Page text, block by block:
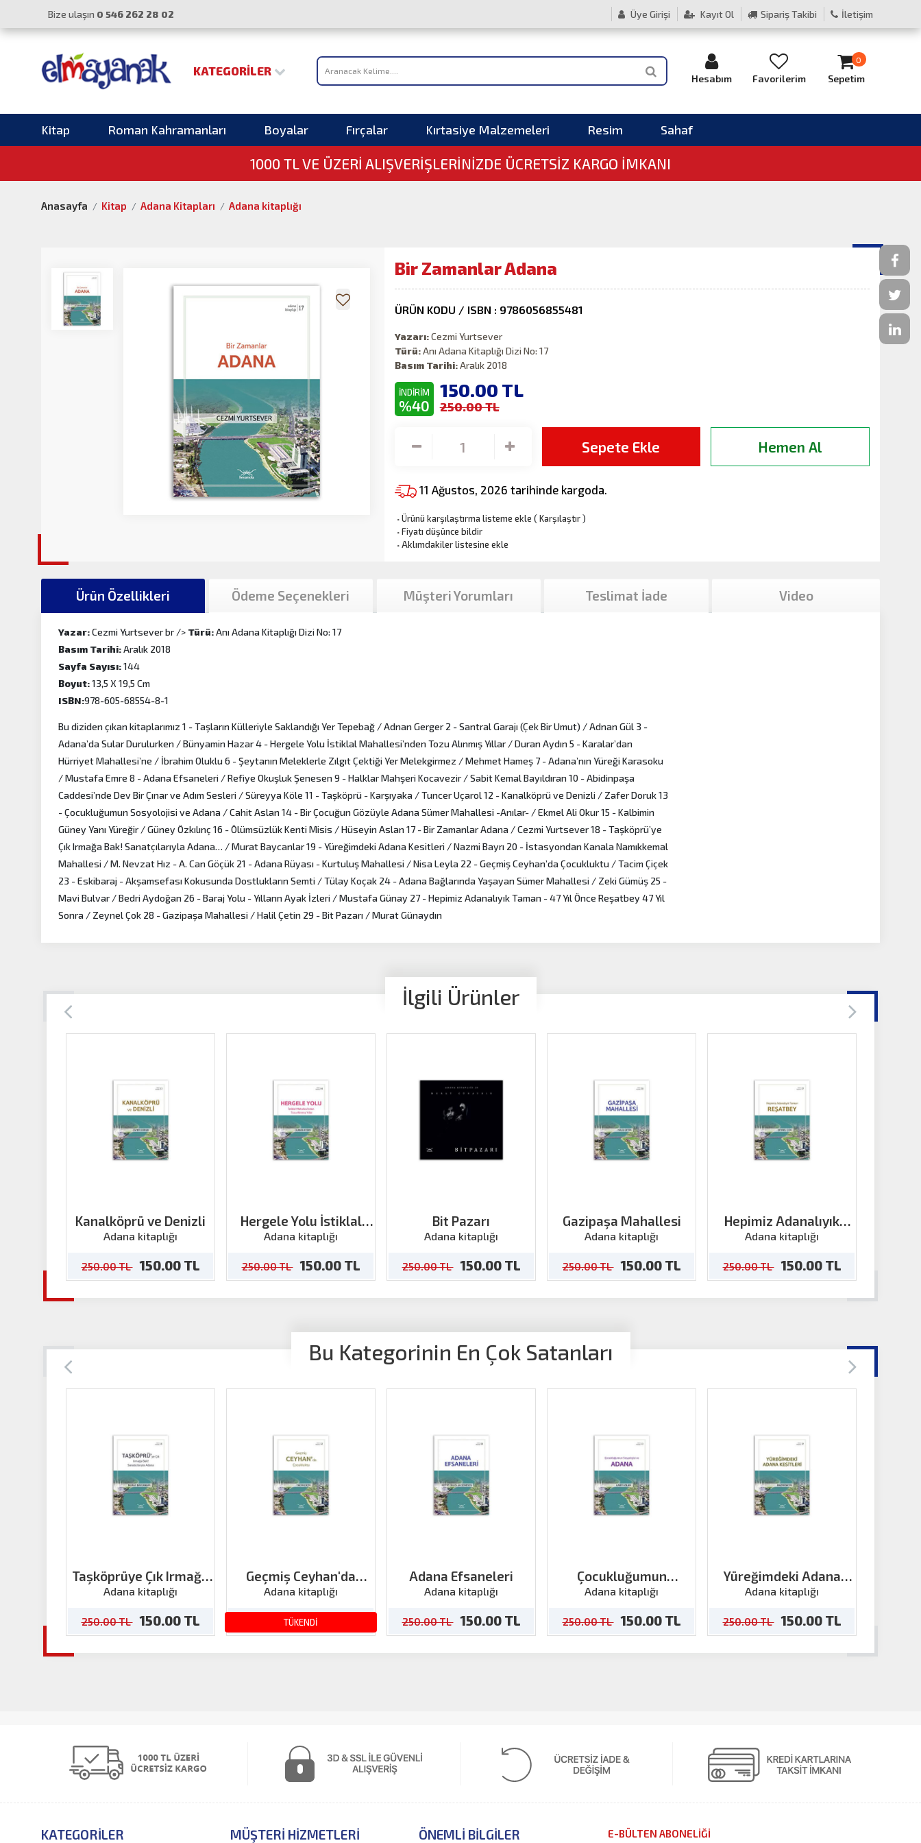
Bize ulaşın 0 546 262 28 02 Üye Girişi Kayıt Ol Sipariş Takibi İletişim
KATEGORILER
Hesabım Favorilerim Sepetim
0
Kitap Roman Kahramanları Boyalar Fırçalar Kırtasiye Malzemeleri Resim Sahaf
1000 TL VE ÜZERI ALIŞVERIŞLERINIZDE ÜCRETSİZ KARGO İMKANI
Anasayfa Kitap Adana Kitapları Adana kitaplığı
Bir Zamanlar Adana
ÜRÜN KODU / ISBN : 9786056855481
Yazarı:Cezmi Yurtsever
Türü:Anı Adana Kitaplığı Dizi No: 17
Basım Tarihi:Aralık 2018
İNDİRİM
%40
150.00 TL
250.00 TL
Sepete Ekle Hemen Al
11 Ağustos, 2026 tarihinde kargoda.
·Ürünü karşılaştırma listeme ekle (Karşılaştır)
·Fiyatı düşünce bildir
·Aklımdakiler listesine ekle
Ürün Özellikleri Ödeme Seçenekleri Müşteri Yorumları Teslimat İade Video
Yazar:Cezmi Yurtsever br /> Türü:Anı Adana Kitaplığı Dizi No: 17
Basım Tarihi:Aralık 2018
Sayfa Sayısı:144
Boyut:13,5 X 19,5 Cm
ISBN:978-605-68554-8-1
Bu diziden çıkan kitaplarımız 1 - Taşların Külleriyle Saklandığı Yer Tepebağ / Adnan Gerger 2 - Santral Garajı (Çek Bir Umut) / Adnan Gül 3 -
Adana’da Sular Durulurken / Bünyamin Hazar 4 - Hergele Yolu İstiklal Mahallesi’nden Tozu Alınmış Yıllar / Duran Aydın 5 - Karalar’dan
Hürriyet Mahallesi’ne / İbrahim Oluklu 6 - Şeytanın Meleklerle Zılgıt Çektiği Yer Melekgirmez / Mehmet Hameş 7 - Adana’nın Yüreği Karasoku
/ Mustafa Emre 8 - Adana Efsaneleri / Refiye Okuşluk Şenesen 9 - Halklar Mahşeri Kocavezir / Sabit Kemal Bayıldıran 10 - Abidinpaşa
Caddesi’nde Dev Bir Çınar ve Adım Sesleri / Süreyya Köle 11 - Taşköprü - Karşıyaka / Tuncer Uçarol 12 - Kanalköprü ve Denizli / Zafer Doruk 13
- Çocukluğumun Sosyolojisi ve Adana / Cahit Aslan 14 - Bir Çocuğun Gözüyle Adana Sümer Mahallesi -Anılar- / Ekmel Ali Okur 15 - Kalbimin
Güney Yanı Yüreğir / Güney Özkılınç 16 - Ölümsüzlük Kenti Misis / Hüseyin Aslan 17 - Bir Zamanlar Adana / Cezmi Yurtsever 18 - Taşköprü’ye
Çık Irmağa Bak! Sanatçılarıyla Adana… / Murat Baycanlar 19 - Yüreğimdeki Adana Kesitleri / Nazmi Bayrı 20 - İstasyondan Kanala Namıkkemal
Mahallesi / M. Nevzat Hız - A. Can Göçük 21 - Adana Rüyası - Kurtuluş Mahallesi / Nisa Leyla 22 - Geçmiş Ceyhan’da Çocukluktu / Tacim Çiçek
23 - Eskibaraj - Akşamsefası Kokusunda Dostlukların Semti / Tülay Koçak 24 - Adana Bağlarında Yaşayan Sümer Mahallesi / Zeki Gümüş 25 -
Mavi Bulvar / Bedri Aydoğan 26 - Baraj Yolu - Yılların Ayak İzleri / Mustafa Günay 27 - Hepimiz Adanalıyık Taman - 47 Yıl Önce Reşatbey 47 Yıl
Sonra / Zeynel Çok 28 - Gazipaşa Mahallesi / Halil Çetin 29 - Bit Pazarı / Murat Günaydın
İlgili Ürünler
Kanalköprü ve Denizli
Adana kitaplığı
250.00 TL 150.00 TL
Hergele Yolu İstiklal
Mahallesi'nden Tozu
Adana kitaplığı
250.00 TL 150.00 TL
Bit Pazarı
Adana kitaplığı
250.00 TL 150.00 TL
Gazipaşa Mahallesi
Adana kitaplığı
250.00 TL 150.00 TL
Hepimiz Adanalıyık
Taman-Reşatbey
Adana kitaplığı
250.00 TL 150.00 TL
Bu Kategorinin En Çok Satanları
Taşköprüye Çık Irmağa
Bak! Sanatçılarıyla
Adana kitaplığı
250.00 TL 150.00 TL TÜKENDİ
Geçmiş Ceyhan'da
Çocukluktu
Adana kitaplığı
250.00 TL 150.00 TL
Adana Efsaneleri
Adana kitaplığı
250.00 TL 150.00 TL
Çocukluğumun
Sosyolojisi Ve Adana
Adana kitaplığı
250.00 TL 150.00 TL
Yüreğimdeki Adana
Kesitleri
Adana kitaplığı
250.00 TL 150.00 TL
KATEGORILER MÜŞTERI HIZMETLERI ÖNEMLI BILGILER E-BÜLTEN ABONELİĞİ